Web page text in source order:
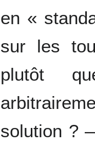
en «
sur les
plutôt
solution